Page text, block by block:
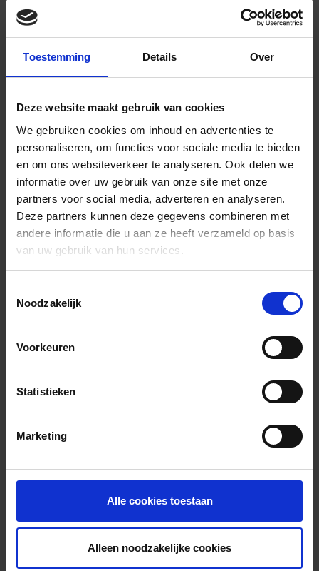
Toestemming Details Over
Deze website maakt gebruik van cookies
We gebruiken cookies om inhoud en advertenties te
personaliseren, om functies voor sociale media te bieden
en om ons websiteverkeer te analyseren. Ook delen we
informatie over uw gebruik van onze site met onze
partners voor social media, adverteren en analyseren.
Deze partners kunnen deze gegevens combineren met
andere informatie die u aan ze heeft verzameld op basis
van uw gebruik van hun services.
Noodzakelijk
Voorkeuren
Statistieken
Marketing
Alle cookies toestaan
Alleen noodzakelijke cookies